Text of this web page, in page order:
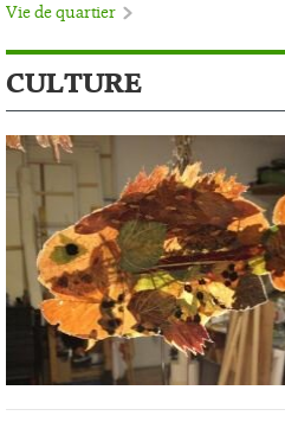
Vie de quartier
CULTURE